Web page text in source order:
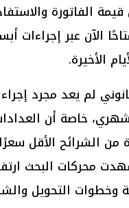
الفاتورة
الآن عبر إجراءات
الأخيرة.
لم يعد مجرد
خاصة أن
من الشرائح الأقل
محركات البحث
وخطوات التحويل